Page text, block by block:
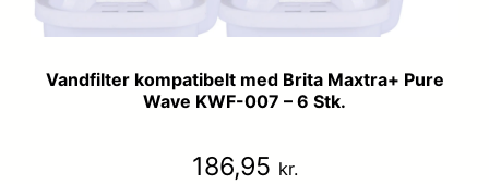
Vandfilter kompatibelt med Brita Maxtra+ Pure
Wave KWF-007 – 6 Stk.
186,95 kr.